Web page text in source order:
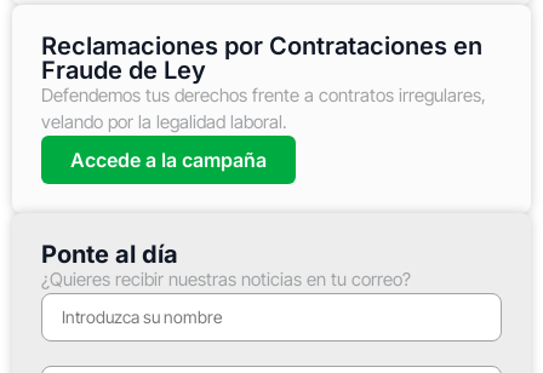
Reclamaciones por Contrataciones en
Fraude de Ley
Defendemos tus derechos frente a contratos irregulares,
velando por la legalidad laboral.
Accede a la campaña
Ponte al día
¿Quieres recibir nuestras noticias en tu correo?